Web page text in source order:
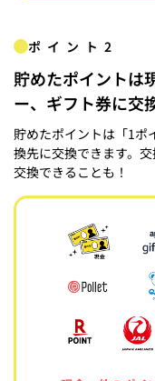
ポイント2
貯めたポイントは
ー、ギフト券に交
貯めたポイントは「1ポ
換先に交換できます。
交換できることも！